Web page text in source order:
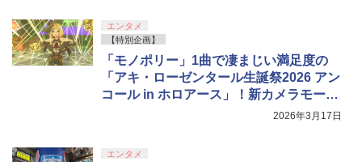
エンタメ
【特別企画】
「モノポリー」1曲で凄まじい満足度の
「アキ・ローゼンタール生誕祭2026 アン
コール in ホロアース」！新カメラモード
の実力やいかに【ホロライブ】2026年3月17日
エンタメ